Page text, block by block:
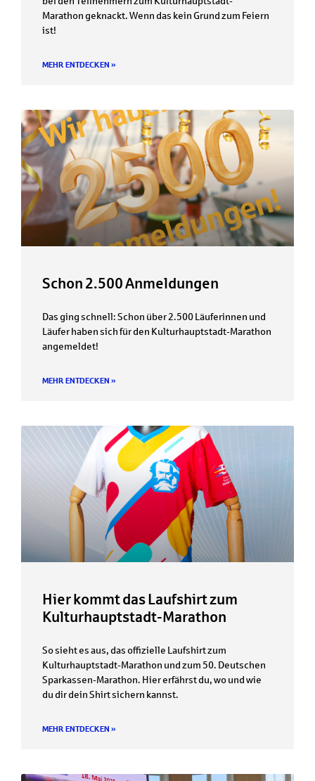
Marathon geknackt. Wenn das kein Grund zum Feiern
ist!
MEHR ENTDECKEN »
Schon 2.500 Anmeldungen
Das ging schnell: Schon über 2.500 Läuferinnen und
Läufer haben sich für den Kulturhauptstadt-Marathon
angemeldet!
MEHR ENTDECKEN »
Hier kommt das Laufshirt zum
Kulturhauptstadt-Marathon
So sieht es aus, das offizielle Laufshirt zum
Kulturhauptstadt-Marathon und zum 50. Deutschen
Sparkassen-Marathon. Hier erfährst du, wo und wie
du dir dein Shirt sichern kannst.
MEHR ENTDECKEN »